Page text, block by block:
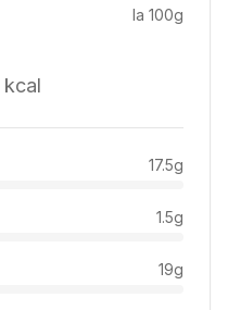
la 100g
kcal
17.5g
1.5g
19g